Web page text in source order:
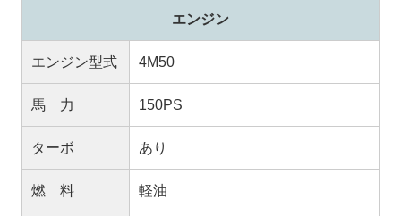
エンジン
エンジン型式 4M50
馬 力 150PS
ターボ あり
燃 料 軽油